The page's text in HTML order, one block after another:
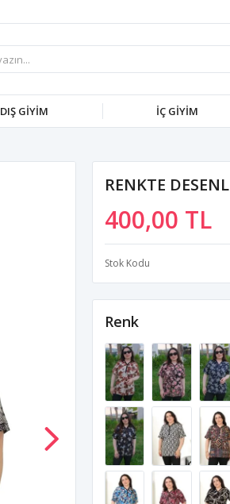
DIŞ GİYİM İÇ GİYİM
RENKTE
400,00 TL
Stok Kodu
Renk